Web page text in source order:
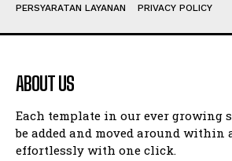
PERSYARATAN LAYANAN
PRIVACY POLICY
ABOUT US
Each template in our ever growing
be added and moved around within
effortlessly with one click.